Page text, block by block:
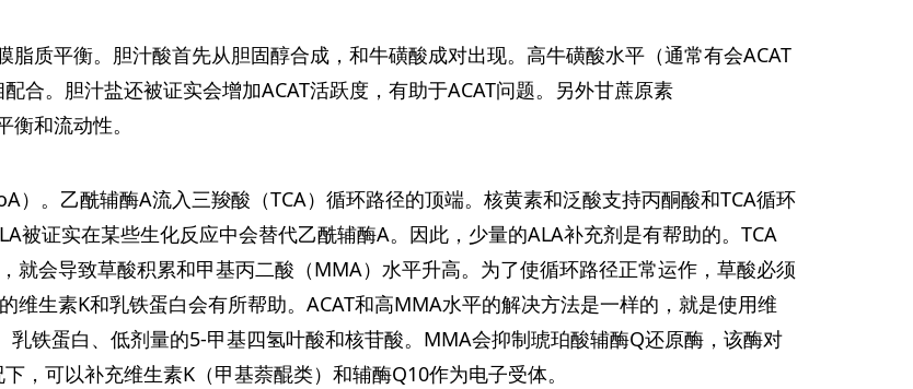
脂质平衡。胆汁酸首先从胆固醇合成，和牛磺酸成对出现。高牛磺酸水平（通常有会ACAT
合。胆汁盐还被证实会增加ACAT活跃度，有助于ACAT问题。另外甘蔗原素
和流动性。
）。乙酰辅酶A流入三羧酸（TCA）循环路径的顶端。核黄素和泛酸支持丙酮酸和TCA循环
被证实在某些生化反应中会替代乙酰辅酶A。因此，少量的ALA补充剂是有帮助的。TCA
就会导致草酸积累和甲基丙二酸（MMA）水平升高。为了使循环路径正常运作，草酸必须
维生素K和乳铁蛋白会有所帮助。ACAT和高MMA水平的解决方法是一样的，就是使用维
乳铁蛋白、低剂量的5-甲基四氢叶酸和核苷酸。MMA会抑制琥珀酸辅酶Q还原酶，该酶对
，可以补充维生素K（甲基萘醌类）和辅酶Q10作为电子受体。